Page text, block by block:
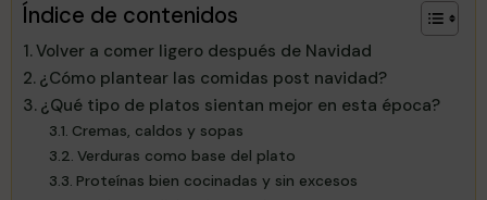
Índice de contenidos
Volver a comer ligero después de Navidad
¿Cómo plantear las comidas post navidad?
¿Qué tipo de platos sientan mejor en esta época?
Cremas, caldos y sopas
Verduras como base del plato
Proteínas bien cocinadas y sin excesos